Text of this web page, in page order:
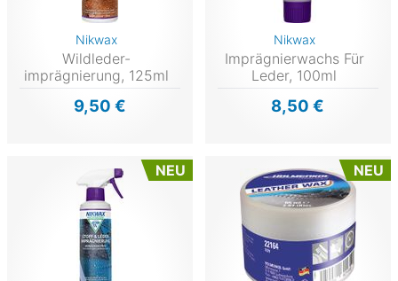
Nikwax
Wildleder-
imprägnierung, 125ml
9,50 €
Nikwax
Imprägnierwachs Für
Leder, 100ml
8,50 €
NEU NEU